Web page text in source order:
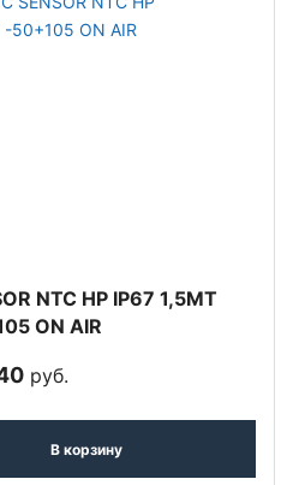
NTC HP IP67 1,5MT
ON AIR
руб.
В корзину